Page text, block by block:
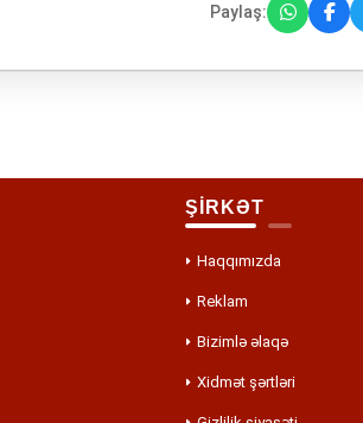
Paylaş:
ŞİRKƏT
Haqqımızda
Reklam
Bizimlə əlaqə
Xidmət şərtləri